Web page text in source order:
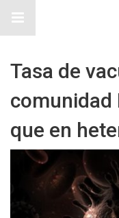
Tasa de
comunidad
que en